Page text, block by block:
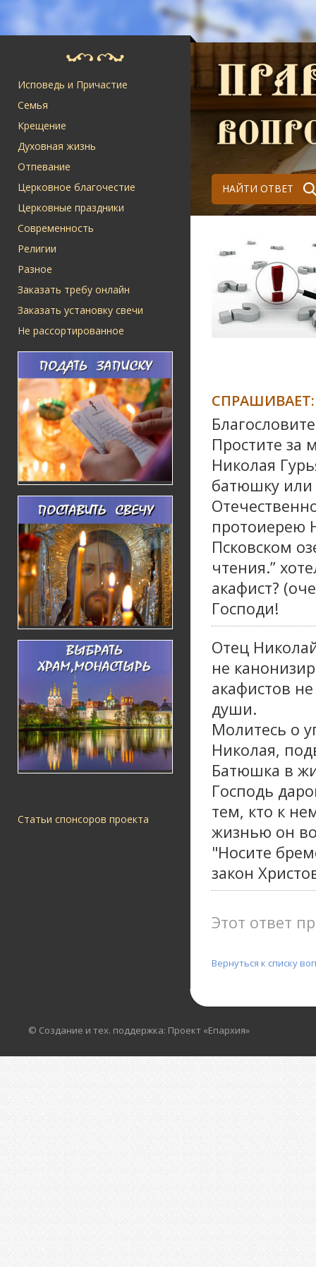
Исповедь и Причастие
Семья
Крещение
Духовная жизнь
Отпевание
Церковное благочестие
Церковные праздники
Современность
Религии
Разное
Заказать требу онлайн
Заказать установку свечи
Не рассортированное
Статьи спонсоров проекта
НАЙТИ ОТВЕТ
СПРАШИВАЕТ:
Простите за
Николая
батюшку или
протоиерею
Псковском
чтения.”
акафист?
Господи!
Отец
не
акафистов
души.
Молитесь о
Николая,
Батюшка в
Господь
тем, кто к
жизнью он
"Носите
закон
Этот ответ
Вернуться к списку
© Создание и тех. поддержка: Проект «Епархия»